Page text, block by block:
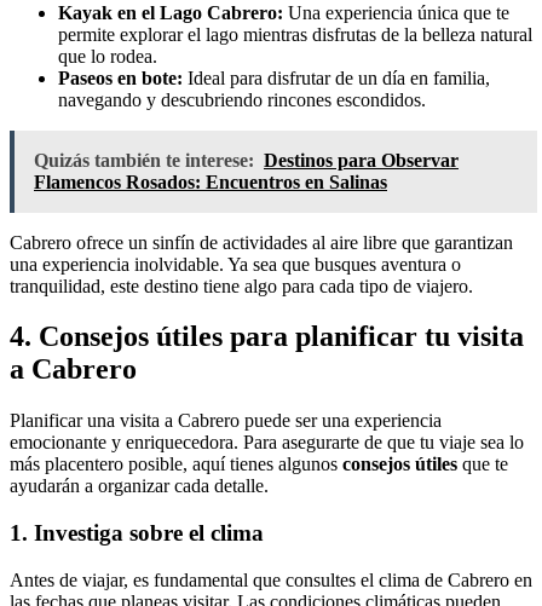
Kayak en el Lago Cabrero: Una experiencia única que te
permite explorar el lago mientras disfrutas de la belleza natural
que lo rodea.
Paseos en bote: Ideal para disfrutar de un día en familia,
navegando y descubriendo rincones escondidos.
Quizás también te interese: Destinos para Observar
Flamencos Rosados: Encuentros en Salinas
Cabrero ofrece un sinfín de actividades al aire libre que garantizan
una experiencia inolvidable. Ya sea que busques aventura o
tranquilidad, este destino tiene algo para cada tipo de viajero.
4. Consejos útiles para planificar tu visita
a Cabrero
Planificar una visita a Cabrero puede ser una experiencia
emocionante y enriquecedora. Para asegurarte de que tu viaje sea lo
más placentero posible, aquí tienes algunos consejos útiles que te
ayudarán a organizar cada detalle.
1. Investiga sobre el clima
Antes de viajar, es fundamental que consultes el clima de Cabrero en
las fechas que planeas visitar. Las condiciones climáticas pueden